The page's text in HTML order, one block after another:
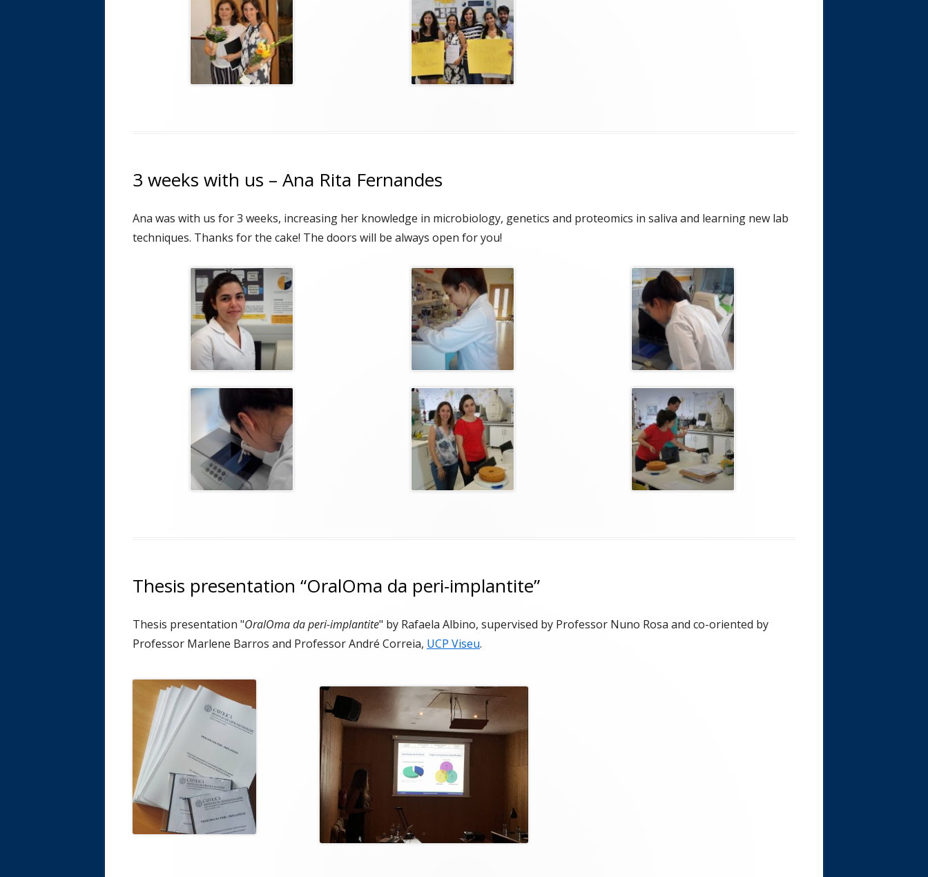
3 weeks with us – Ana Rita Fernandes
Ana was with us for 3 weeks, increasing her knowledge in microbiology, genetics and proteomics in saliva and learning new lab
techniques. Thanks for the cake! The doors will be always open for you!
Thesis presentation “OralOma da peri-implantite”
Thesis presentation "OralOma da peri-implantite" by Rafaela Albino, supervised by Professor Nuno Rosa and co-oriented by
Professor Marlene Barros and Professor André Correia, UCP Viseu.